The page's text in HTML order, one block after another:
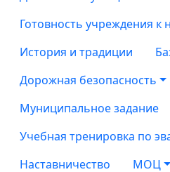
Готовность учреждения к
История и традиции
Дорожная безопасность
Муниципальное задание
Учебная тренировка по
Наставничество
МОЦ